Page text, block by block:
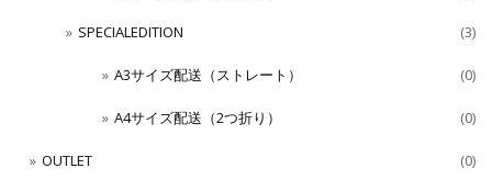
SPECIALEDITION (3)
A3サイズ配送（ストレート） (0)
A4サイズ配送（2つ折り） (0)
OUTLET (0)